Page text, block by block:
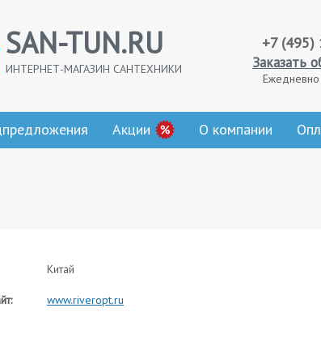
SAN-TUN.RU
ИНТЕРНЕТ-МАГАЗИН САНТЕХНИКИ
+7 (495)
Заказать
Акции О компании
Китай
www.riveropt.ru